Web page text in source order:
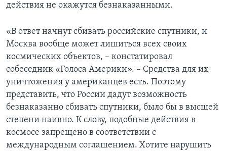
действия не окажутся безнаказанными.
«В ответ начнут сбивать российские спутники, и
Москва вообще может лишиться всех своих
космических объектов, – констатировал
собеседник «Голоса Америки». – Средства для их
уничтожения у американцев есть. Поэтому
представить, что России дадут возможность
безнаказанно сбивать спутники, было бы в высшей
степени наивно. К слову, подобные действия в
космосе запрещено в соответствии с
международным соглашением. Хотите нарушить